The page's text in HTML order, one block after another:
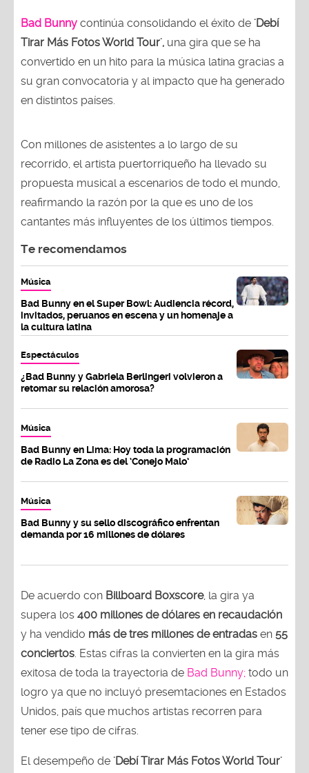
Bad Bunny continúa consolidando el éxito de 'Debí
Tirar Más Fotos World Tour', una gira que se ha
convertido en un hito para la música latina gracias a
su gran convocatoria y al impacto que ha generado
en distintos países.
Con millones de asistentes a lo largo de su
recorrido, el artista puertorriqueño ha llevado su
propuesta musical a escenarios de todo el mundo,
reafirmando la razón por la que es uno de los
cantantes más influyentes de los últimos tiempos.
Te recomendamos
Música
Bad Bunny en el Super Bowl: Audiencia récord,
invitados, peruanos en escena y un homenaje a
la cultura latina
Espectáculos
¿Bad Bunny y Gabriela Berlingeri volvieron a
retomar su relación amorosa?
Música
Bad Bunny en Lima: Hoy toda la programación
de Radio La Zona es del ‘Conejo Malo’
Música
Bad Bunny y su sello discográfico enfrentan
demanda por 16 millones de dólares
De acuerdo con Billboard Boxscore, la gira ya
supera los 400 millones de dólares en recaudación
y ha vendido más de tres millones de entradas en 55
conciertos. Estas cifras la convierten en la gira más
exitosa de toda la trayectoria de Bad Bunny; todo un
logro ya que no incluyó presemtaciones en Estados
Unidos, país que muchos artistas recorren para
tener ese tipo de cifras.
El desempeño de 'Debí Tirar Más Fotos World Tour'